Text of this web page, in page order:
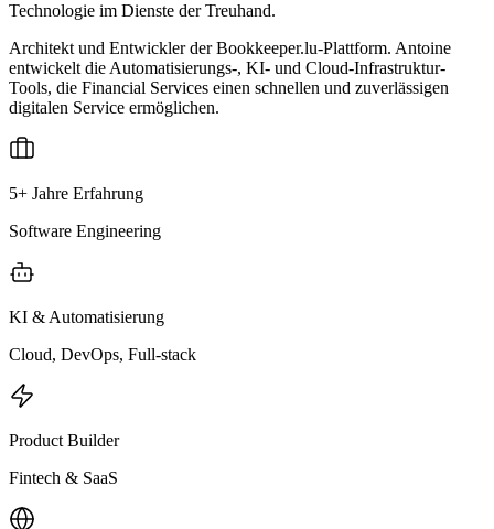
Technologie im Dienste der Treuhand.
Architekt und Entwickler der Bookkeeper.lu-Plattform. Antoine
entwickelt die Automatisierungs-, KI- und Cloud-Infrastruktur-
Tools, die Financial Services einen schnellen und zuverlässigen
digitalen Service ermöglichen.
5+ Jahre Erfahrung
Software Engineering
KI & Automatisierung
Cloud, DevOps, Full-stack
Product Builder
Fintech & SaaS